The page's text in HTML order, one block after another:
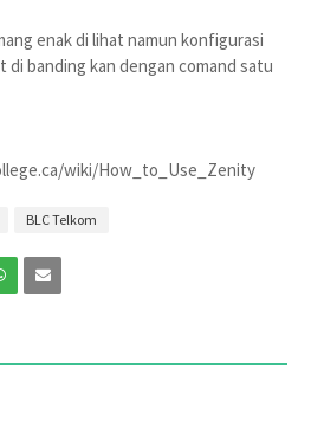
enak di lihat namun konfigurasi
di banding kan dengan comand satu
wiki/How_to_Use_Zenity
BLC Telkom